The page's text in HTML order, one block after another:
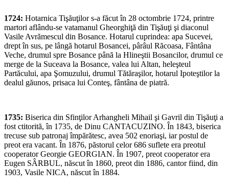
1724: Hotarnica Tişăuţilor s-a făcut în 28 octombrie 1724, printre
martori aflându-se vatamanul Gheorghiţă din Tişăuţi şi diaconul
Vasile Avrămescul din Bosance. Hotarul cuprindea: apa Sucevei,
drept în sus, pe lângă hotarul Bosancei, pârâul Răcoasa, Fântâna
Veche, drumul spre Bosance până la Hlineştii Bosancilor, drumul ce
merge de la Suceava la Bosance, valea lui Altan, heleşteul
Partăcului, apa Şomuzului, drumul Tătăraşilor, hotarul Ipoteştilor la
dealul găunos, prisaca lui Conteş, fântâna de piatră.
1735: Biserica din Sfinţilor Arhangheli Mihail şi Gavril din Tişăuţi a
fost ctitorită, în 1735, de Dinu CANTACUZINO. În 1843, biserica
trecuse sub patronaj împărătesc, avea 502 enoriaşi, iar postul de
preot era vacant. În 1876, păstorul celor 686 suflete era preotul
cooperator Georgie GEORGIAN. În 1907, preot cooperator era
Eugen SÂRBUL, născut în 1860, preot din 1886, cantor fiind, din
1903, Vasile NICA, născut în 1884.